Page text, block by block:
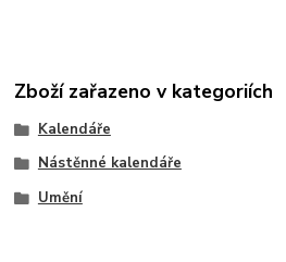
Zboží zařazeno v kategoriích
Kalendáře
Nástěnné kalendáře
Umění